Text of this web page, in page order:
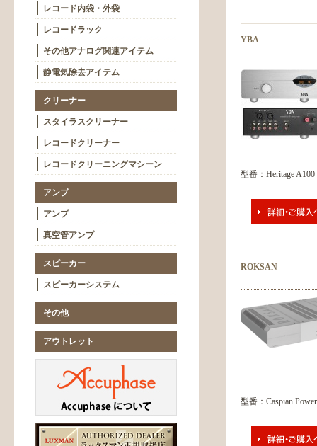
YBA
型番：Heritage A100
ROKSAN
型番：Caspian
レコード内袋・外袋
レコードラック
その他アナログ関連アイテム
静電気除去アイテム
クリーナー
スタイラスクリーナー
レコードクリーナー
レコードクリーニングマシーン
アンプ
アンプ
真空管アンプ
スピーカー
スピーカーシステム
その他
アウトレット